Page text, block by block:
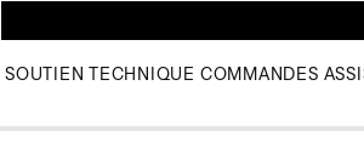
SOUTIEN TECHNIQUE COMMANDES